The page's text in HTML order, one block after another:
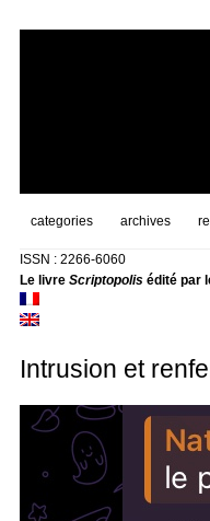
categories archives
ISSN : 2266-6060
Le livre Scriptopolisédité par
Intrusion et